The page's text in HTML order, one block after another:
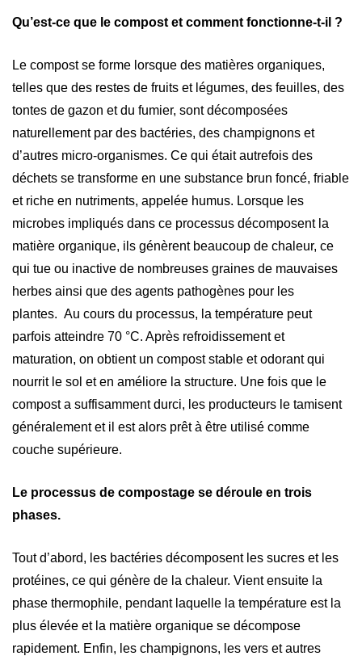
Qu’est-ce que le compost et comment fonctionne-t-il ?
Le compost se forme lorsque des matières organiques,
telles que des restes de fruits et légumes, des feuilles, des
tontes de gazon et du fumier, sont décomposées
naturellement par des bactéries, des champignons et
d’autres micro-organismes. Ce qui était autrefois des
déchets se transforme en une substance brun foncé, friable
et riche en nutriments, appelée humus. Lorsque les
microbes impliqués dans ce processus décomposent la
matière organique, ils génèrent beaucoup de chaleur, ce
qui tue ou inactive de nombreuses graines de mauvaises
herbes ainsi que des agents pathogènes pour les
plantes. Au cours du processus, la température peut
parfois atteindre 70 °C. Après refroidissement et
maturation, on obtient un compost stable et odorant qui
nourrit le sol et en améliore la structure. Une fois que le
compost a suffisamment durci, les producteurs le tamisent
généralement et il est alors prêt à être utilisé comme
couche supérieure.
Le processus de compostage se déroule en trois
phases.
Tout d’abord, les bactéries décomposent les sucres et les
protéines, ce qui génère de la chaleur. Vient ensuite la
phase thermophile, pendant laquelle la température est la
plus élevée et la matière organique se décompose
rapidement. Enfin, les champignons, les vers et autres